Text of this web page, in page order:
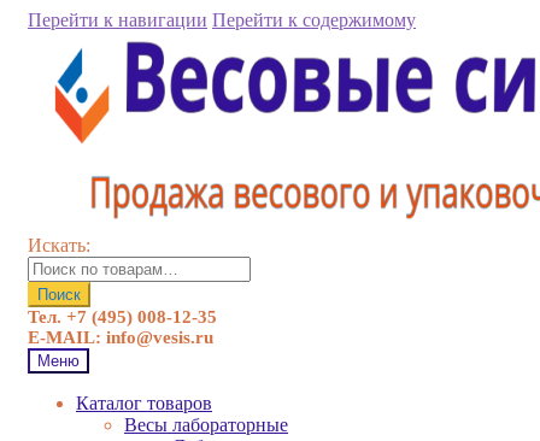
Перейти к навигации Перейти к содержимому
Искать:
Поиск
Тел. +7 (495) 008-12-35
E-MAIL: info@vesis.ru
Меню
Каталог товаров
Весы лабораторные